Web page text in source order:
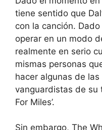
tiene sentido que
con la canción.
operar en un modo
realmente en serio
mismas personas
hacer algunas de
vanguardistas de su
For Miles’.
Sin embargo, The